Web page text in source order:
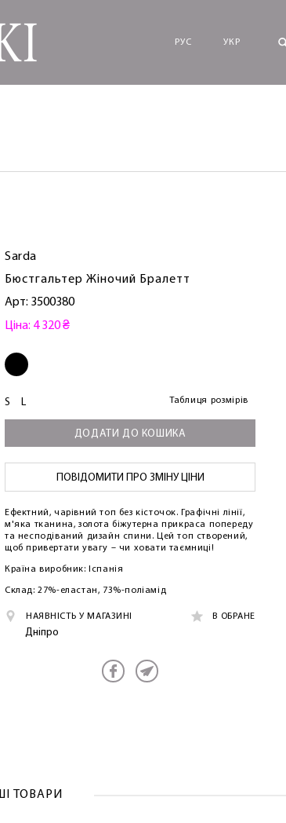
РУС УКР
Sarda
Бюстгальтер Жіночий Бралетт
Арт: 3500380
Ціна: 4 320 ₴
S L Таблиця розмірів
ДОДАТИ ДО КОШИКА
ПОВІДОМИТИ ПРО ЗМІНУ ЦІНИ
Ефектний, чарівний топ без кісточок. Графічні лінії,
м'яка тканина, золота біжутерна прикраса попереду
та несподіваний дизайн спини. Цей топ створений,
щоб привертати увагу – чи ховати таємниці!
Країна виробник: Іспанія
Склад: 27%-еластан, 73%-поліамід
НАЯВНІСТЬ У МАГАЗИНІ В ОБРАНЕ
Дніпро
ТОВАРИ